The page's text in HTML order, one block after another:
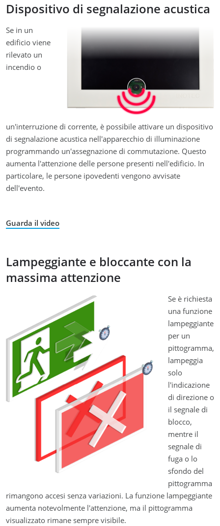
Dispositivo di segnalazione acustica
Se in un
edificio viene
rilevato un
incendio o
un'interruzione di corrente, è possibile attivare un dispositivo
di segnalazione acustica nell'apparecchio di illuminazione
programmando un'assegnazione di commutazione. Questo
aumenta l'attenzione delle persone presenti nell'edificio. In
particolare, le persone ipovedenti vengono avvisate
dell'evento.
Guarda il video
Lampeggiante e bloccante con la
massima attenzione
Se è richiesta
una funzione
lampeggiante
per un
pittogramma,
lampeggia
solo
l'indicazione
di direzione o
il segnale di
blocco,
mentre il
segnale di
fuga o lo
sfondo del
pittogramma
rimangono accesi senza variazioni. La funzione lampeggiante
aumenta notevolmente l'attenzione, ma il pittogramma
visualizzato rimane sempre visibile.